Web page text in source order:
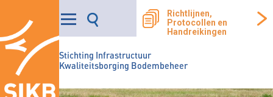
Stichting Infrastructuur
Kwaliteitsborging Bodembeheer
Richtlijnen,
Protocollen en
Handreikingen